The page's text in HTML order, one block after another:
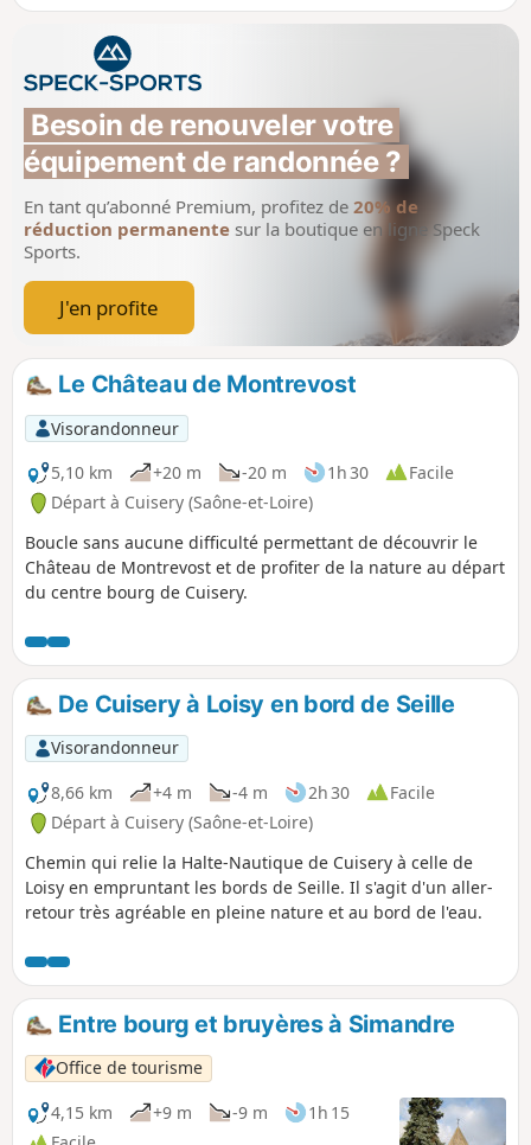
dans les champs.
Besoin de renouveler votre
équipement de randonnée ?
En tant qu’abonné Premium, profitez de 20% de
réduction permanente sur la boutique en ligne Speck
Sports.
J'en profite
Le Château de Montrevost
Visorandonneur
5,10 km
+20 m -20 m 1h 30
Facile
Départ à Cuisery (Saône-et-Loire)
Boucle sans aucune difficulté permettant de découvrir le
Château de Montrevost et de profiter de la nature au départ
du centre bourg de Cuisery.
De Cuisery à Loisy en bord de Seille
Visorandonneur
8,66 km
+4 m -4 m 2h 30
Facile
Départ à Cuisery (Saône-et-Loire)
Chemin qui relie la Halte-Nautique de Cuisery à celle de
Loisy en empruntant les bords de Seille. Il s'agit d'un aller-
retour très agréable en pleine nature et au bord de l'eau.
Entre bourg et bruyères à Simandre
Office de tourisme
4,15 km
+9 m -9 m
1h 15